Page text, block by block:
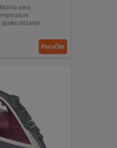
para
glatko klizanje
Poručite